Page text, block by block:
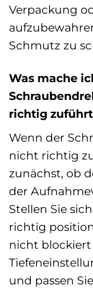
Verpackung
Schmutz zu
Was mache
richtig
Wenn der
nicht richtig
zunächst, ob
der
Stellen Sie
richtig
nicht blockiert
und passen